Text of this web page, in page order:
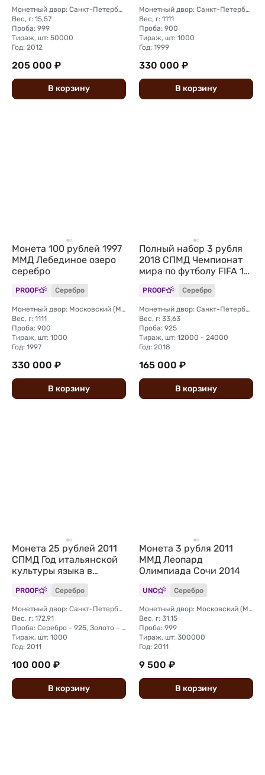
Монетный двор: Санкт-Петербургский (СПМД)
Вес, г: 15,57
Проба: 999
Тираж, шт: 50000
Год: 2012
205 000 ₽
В корзину
Монетный двор: Санкт-Петербургский (СПМД)
Вес, г: 1111
Проба: 900
Тираж, шт: 1000
Год: 1999
330 000 ₽
В корзину
Монета 100 рублей 1997
ММД Лебединое озеро
серебро
PROOF Серебро
Монетный двор: Московский (ММД)
Вес, г: 1111
Проба: 900
Тираж, шт: 1000
Год: 1997
330 000 ₽
В корзину
Полный набор 3 рубля
2018 СПМД Чемпионат
мира по футболу FIFA 12
монет + марки
PROOF Серебро
Монетный двор: Санкт-Петербургский (СПМД)
Вес, г: 33,63
Проба: 925
Тираж, шт: 12000 - 24000
Год: 2018
165 000 ₽
В корзину
Монета 25 рублей 2011
СПМД Год итальянской
культуры языка в
России Италия
PROOF Серебро
Монетный двор: Санкт-Петербургский (СПМД)
Вес, г: 172,91
Проба: Серебро - 925, Золото - 999
Тираж, шт: 1000
Год: 2011
100 000 ₽
В корзину
Монета 3 рубля 2011
ММД Леопард
Олимпиада Сочи 2014
UNC Серебро
Монетный двор: Московский (ММД)
Вес, г: 31,15
Проба: 999
Тираж, шт: 300000
Год: 2011
9 500 ₽
В корзину